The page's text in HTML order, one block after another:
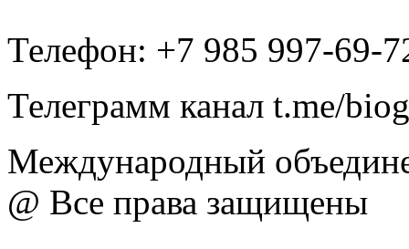
Телефон: +7 985 997-69-
Телеграмм канал t.me/
Международный
@ Все права защищены